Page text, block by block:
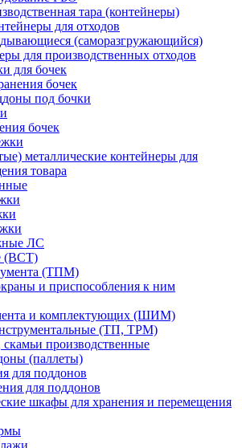
тара (контейнеры)
для отходов
(саморазгружающийся)
для производственных отходов
для бочек
бочек
под бочки
бочек
металлические контейнеры для
товара
ЛС
(ВСТ)
(ТПМ)
и приспособления к ним
и комплектующих (ШИМ)
(ТП, ТРМ)
производственные
(паллеты)
для поддонов
для поддонов
шкафы для хранения и перемещения